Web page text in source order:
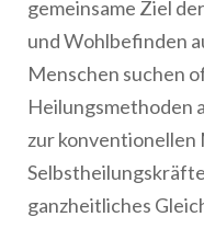
gemeinsame Ziel
und Wohlbefinden
Menschen suchen
Heilungsmethoden
zur konventionellen
ganzheitliches